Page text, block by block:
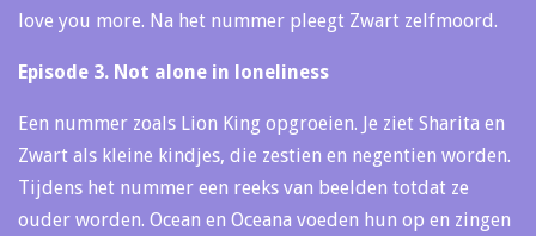
love you more. Na het nummer pleegt Zwart zelfmoord.
Episode 3. Not alone in loneliness
Een nummer zoals Lion King opgroeien. Je ziet Sharita en
Zwart als kleine kindjes, die zestien en negentien worden.
Tijdens het nummer een reeks van beelden totdat ze
ouder worden. Ocean en Oceana voeden hun op en zingen